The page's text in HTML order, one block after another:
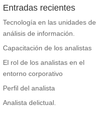
Entradas recientes
Tecnología en las unidades de
análisis de información.
Capacitación de los analistas
El rol de los analistas en el
entorno corporativo
Perfil del analista
Analista delictual.